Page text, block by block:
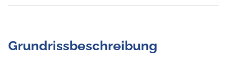
Grundrissbeschreibung